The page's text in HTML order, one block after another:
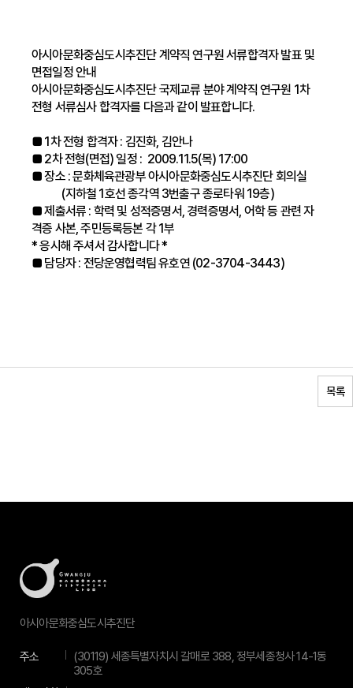
아시아문화중심도시추진단 계약직 연구원 서류합격자 발표 및
면접일정 안내
아시아문화중심도시추진단 국제교류 분야 계약직 연구원 1차
전형 서류심사 합격자를 다음과 같이 발표합니다.
■ 1차 전형 합격자 : 김진화, 김안나
■ 2차 전형(면접) 일정 : 2009.11.5(목) 17:00
■ 장소 : 문화체육관광부 아시아문화중심도시추진단 회의실
(지하철 1호선 종각역 3번출구 종로타워 19층)
■ 제출서류 : 학력 및 성적증명서, 경력증명서, 어학 등 관련 자
격증 사본, 주민등록등본 각 1부
* 응시해 주셔서 감사합니다 *
■ 담당자 : 전당운영협력팀 유호연 (02-3704-3443)
목록
아시아문화중심도시추진단
주소
(30119) 세종특별자치시 갈매로 388, 정부세종청사 14-1동
305호